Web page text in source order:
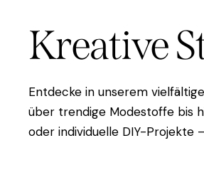
Kreative
Entdecke in unserem
über trendige Modestoffe bis
oder individuelle DIY-Projekte